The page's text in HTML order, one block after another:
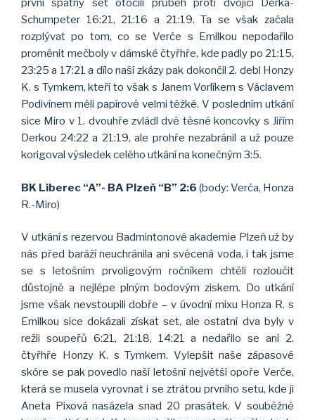
první špatný set otočili průběh proti dvojici Derka-
Schumpeter 16:21, 21:16 a 21:19. Ta se však začala
rozplývat po tom, co se Verče s Emilkou nepodařilo
proměnit mečboly v dámské čtyřhře, kde padly po 21:15,
23:25 a 17:21 a dílo naší zkázy pak dokončil 2. debl Honzy
K. s Tymkem, kteří to však s Janem Vorlíkem s Václavem
Podivínem měli papírově velmi těžké. V posledním utkání
sice Miro v 1. dvouhře zvládl dvě těsné koncovky s Jiřím
Derkou 24:22 a 21:19, ale prohře nezabránil a už pouze
korigoval výsledek celého utkání na konečným 3:5.
BK Liberec “A”- BA Plzeň “B” 2:6 (body: Verča, Honza
R.-Miro)
V utkání s rezervou Badmintonové akademie Plzeň už by
nás před baráží neuchránila ani svěcená voda, i tak jsme
se s letošním prvoligovým ročníkem chtěli rozloučit
důstojně a nejlépe plným bodovým ziskem. Do utkání
jsme však nevstoupili dobře – v úvodní mixu Honza R. s
Emilkou sice dokázali získat set, ale ostatní dva byly v
režii soupeřů 6:21, 21:18, 14:21 a nedařilo se ani 2.
čtyřhře Honzy K. s Tymkem. Vylepšit naše zápasové
skóre se pak povedlo naší letošní největší opoře Verče,
která se musela vyrovnat i se ztrátou prvního setu, kde ji
Aneta Pixová nasázela snad 20 prasátek. V souběžně